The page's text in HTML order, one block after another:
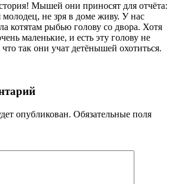
Мышей они приносят для отчёта:
молодец, не зря в доме живу. У нас
котятам рыбью голову со двора. Хотя
маленькие, и есть эту голову не
так они учат детёнышей охотиться.
опубликован. Обязательные поля